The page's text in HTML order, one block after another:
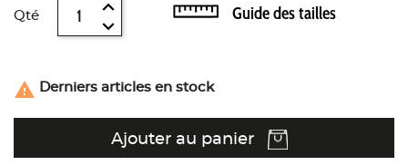
Qté Guide des tailles
 Derniers articles en stock
Ajouter au panier